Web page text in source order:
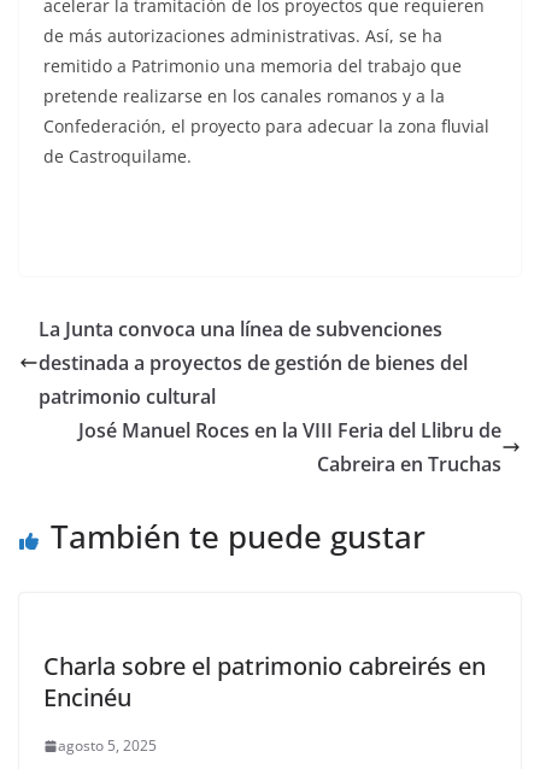
acelerar la tramitación de los proyectos que requieren
de más autorizaciones administrativas. Así, se ha
remitido a Patrimonio una memoria del trabajo que
pretende realizarse en los canales romanos y a la
Confederación, el proyecto para adecuar la zona fluvial
de Castroquilame.
La Junta convoca una línea de subvenciones
destinada a proyectos de gestión de bienes del
patrimonio cultural
José Manuel Roces en la VIII Feria del Llibru de
Cabreira en Truchas
También te puede gustar
Charla sobre el patrimonio cabreirés en
Encinéu
agosto 5, 2025